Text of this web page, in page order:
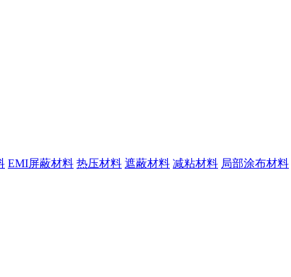
EMI屏蔽材料 热压材料 遮蔽材料 减粘材料 局部涂布材料